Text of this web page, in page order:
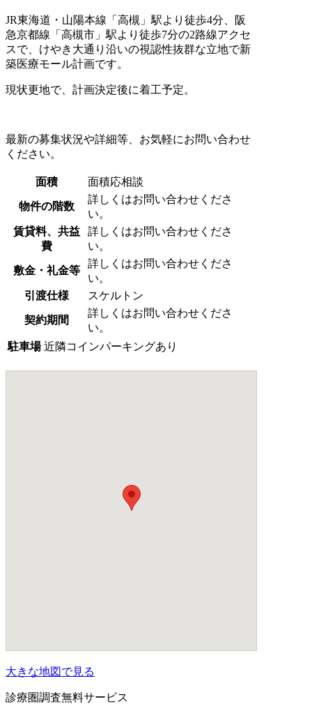
JR東海道・山陽本線「高槻」駅より徒歩4分、阪
急京都線「高槻市」駅より徒歩7分の2路線アクセ
スで、けやき大通り沿いの視認性抜群な立地で新
築医療モール計画です。
現状更地で、計画決定後に着工予定。
最新の募集状況や詳細等、お気軽にお問い合わせ
ください。
面積 面積応相談
物件の階数
詳しくはお問い合わせくださ
い。
賃貸料、共益
費
詳しくはお問い合わせくださ
い。
敷金・礼金等
詳しくはお問い合わせくださ
い。
引渡仕様
スケルトン
契約期間
詳しくはお問い合わせくださ
い。
駐車場 近隣コインパーキングあり
大きな地図で見る
診療圏調査無料サービス